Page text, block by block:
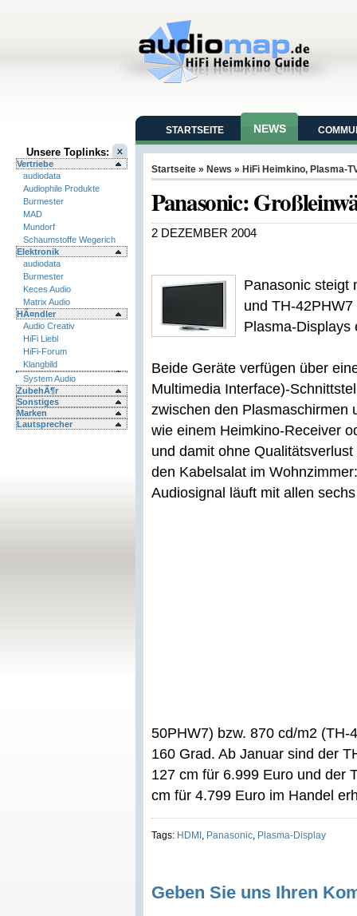
Unsere Toplinks:
Vertriebe
audiodata
Audiophile Produkte
Burmester
MAD
Mundorf
Schaumstoffe Wegerich
Elektronik
audiodata
Burmester
Keces Audio
Matrix Audio
HÃ¤ndler
Audio Creativ
HiFi Liebl
HiFi-Forum
Klangbild
System Audio
ZubehÃ¶r
Sonstiges
Marken
Lautsprecher
STARTSEITE NEWS
Startseite » News » HiFi Heimkino, Plasma-
Panasonic:
2 DEZEMBER 2004
Panasonic steigt
und TH-
Plasma-Displays
Beide Geräte verfügen über
Multimedia Interface)-
zwischen den Plasmaschirmen
wie einem Heimkino-Receiver
und damit ohne
den Kabelsalat im
Audiosignal läuft mit allen
50PHW7) bzw. 870 cd/m2
160 Grad. Ab Januar sind der
127 cm für 6.999 Euro und der
cm für 4.799 Euro im Handel
Tags: HDMI Panasonic Plasma-Display
Geben Sie uns Ihren